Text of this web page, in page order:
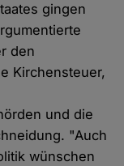
gingen
den
Kirchensteuer,
und die
"Auch
wünschen